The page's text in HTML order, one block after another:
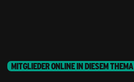
MITGLIEDER ONLINE IN DIESEM THEMA